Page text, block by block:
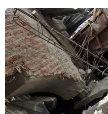
ASEAN Cup 2026: Đội
tuyển Việt Nam sẵn sàng
cho đại chiến ở "chảo